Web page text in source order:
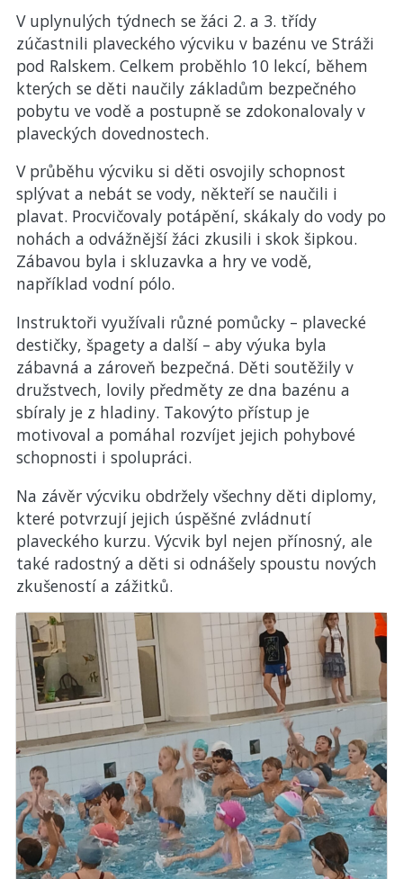
V uplynulých týdnech se žáci 2. a 3. třídy
zúčastnili plaveckého výcviku v bazénu ve Stráži
pod Ralskem. Celkem proběhlo 10 lekcí, během
kterých se děti naučily základům bezpečného
pobytu ve vodě a postupně se zdokonalovaly v
plaveckých dovednostech.
V průběhu výcviku si děti osvojily schopnost
splývat a nebát se vody, někteří se naučili i
plavat. Procvičovaly potápění, skákaly do vody po
nohách a odvážnější žáci zkusili i skok šipkou.
Zábavou byla i skluzavka a hry ve vodě,
například vodní pólo.
Instruktoři využívali různé pomůcky – plavecké
destičky, špagety a další – aby výuka byla
zábavná a zároveň bezpečná. Děti soutěžily v
družstvech, lovily předměty ze dna bazénu a
sbíraly je z hladiny. Takovýto přístup je
motivoval a pomáhal rozvíjet jejich pohybové
schopnosti i spolupráci.
Na závěr výcviku obdržely všechny děti diplomy,
které potvrzují jejich úspěšné zvládnutí
plaveckého kurzu. Výcvik byl nejen přínosný, ale
také radostný a děti si odnášely spoustu nových
zkušeností a zážitků.